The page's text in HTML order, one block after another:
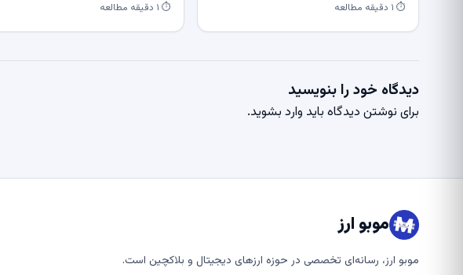
⏱ ۱ دقیقه مطالعه ⏱ ۱ دقیقه مطالعه
دیدگاه خود را بنویسید
برای نوشتن دیدگاه باید وارد بشوید.
موبو ارز
موبو ارز، رسانه‌ای تخصصی در حوزه ارزهای دیجیتال و بلاکچین است.